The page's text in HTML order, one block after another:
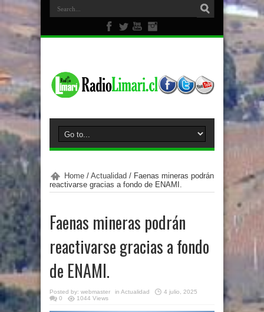
Home / Actualidad / Faenas mineras podrán
reactivarse gracias a fondo de ENAMI.
Faenas mineras podrán
reactivarse gracias a fondo
de ENAMI.
Posted by: webmaster in Actualidad
4 julio, 2025
0
1044 Views